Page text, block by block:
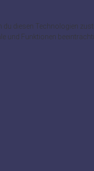
diesen Technologien
und Funktionen